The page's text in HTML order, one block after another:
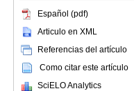
Español (pdf)
Articulo en XML
Referencias del artículo
Como citar este artículo
SciELO Analytics